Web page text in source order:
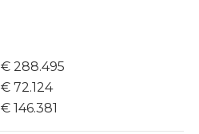
€ 288.495
€ 72.124
€ 146.381